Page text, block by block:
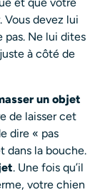
Vous devez lui
pas. Ne lui dites
à côté de
un objet
de laisser cet
dire « pas
dans la bouche.
. Une fois qu’il
votre chien